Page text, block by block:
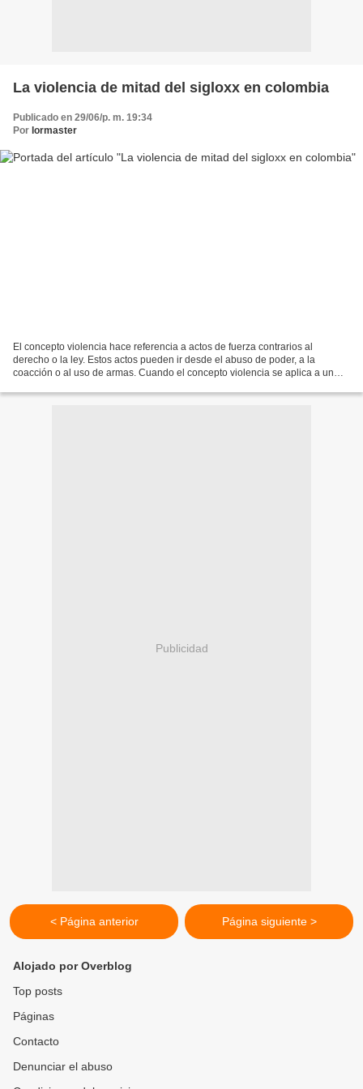
La violencia de mitad del sigloxx en colombia
Publicado en 29/06/p. m. 19:34
Por lormaster
El concepto violencia hace referencia a actos de fuerza contrarios al
derecho o la ley. Estos actos pueden ir desde el abuso de poder, a la
coacción o al uso de armas. Cuando el concepto violencia se aplica a un
Publicidad
< Página anterior Página siguiente >
Alojado por Overblog
Top posts
Páginas
Contacto
Denunciar el abuso